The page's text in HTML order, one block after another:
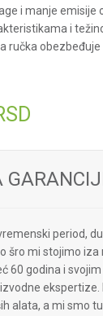
i manje emisije
i
ručka obezbeđuje
period,
šro mi stojimo
60 godina i
alata, a mi smo